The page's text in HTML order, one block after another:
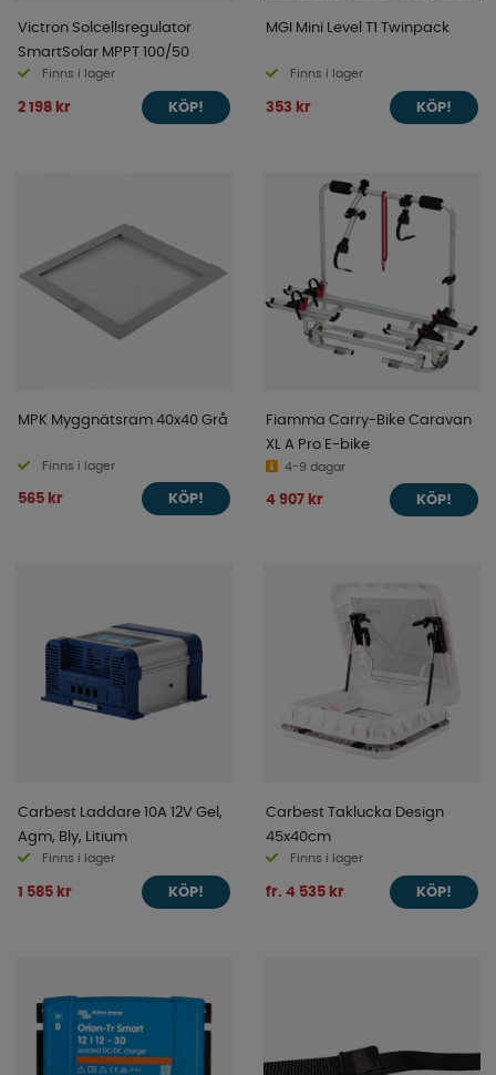
Victron Solcellsregulator
SmartSolar MPPT 100/50
Finns i lager
2 198 kr KÖP!
MGI Mini Level T1 Twinpack
Finns i lager
353 kr KÖP!
MPK Myggnätsram 40x40 Grå
Finns i lager
565 kr KÖP!
Fiamma Carry-Bike Caravan
XL A Pro E-bike
4-9 dagar
4 907 kr KÖP!
Carbest Laddare 10A 12V Gel,
Agm, Bly, Litium
Finns i lager
1 585 kr KÖP!
Carbest Taklucka Design
45x40cm
Finns i lager
fr. 4 535 kr KÖP!